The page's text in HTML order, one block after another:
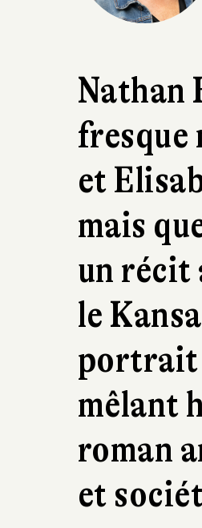
Nathan
fresque
et
mais
un récit
le
portrait
mêlant
roman
et